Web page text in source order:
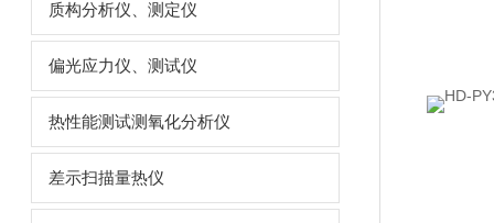
质构分析仪、测定仪
偏光应力仪、测试仪
热性能测试测氧化分析仪
差示扫描量热仪